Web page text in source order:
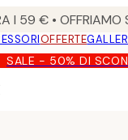
I 59 € •
OFFERTE
SALE - 50% DI